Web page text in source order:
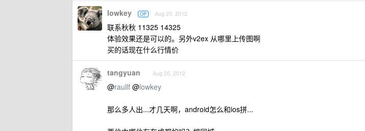
lowkey OP Aug 20, 2012
联系秋秋 11325 14325
体验效果还是可以的。另外v2ex 从哪里上传图啊
买的话现在什么行情价
tangyuan Aug 20, 2012
@raullf @lowkey
那么多人出...才几天啊，android怎么和ios拼...